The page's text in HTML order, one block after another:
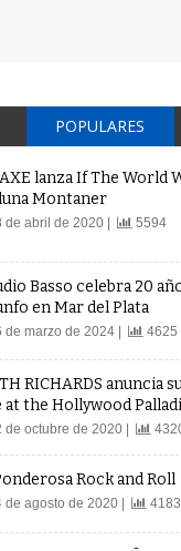
POPULARES
lanza If The World
Montaner
abril de 2020 | 5594
Basso celebra 20
en Mar del Plata
marzo de 2024 | 4625
RICHARDS anuncia
at the Hollywood
octubre de 2020 |
Rock and Roll
agosto de 2020 | 4183